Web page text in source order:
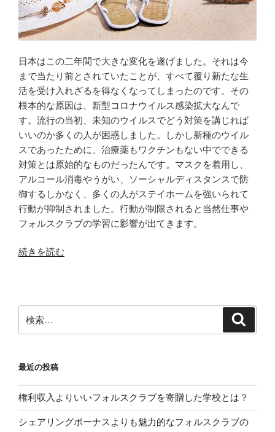
シ
ス
テ
を
目
指
す”
の
日本はこの二年間で大きな変化を遂げました。それは今
まで当たり前とされていたことが、すべて覆り新たな生
活を受け入れざるを得なくなってしまったのです。その
根本的な原因は、新型コロナウイルス感染拡大なんで
す。流行の当初、未知のウイルスでどう対策を講じれば
いいのか多くの人が困惑しました。しかし新種のウイル
スであったために、治療薬もワクチンもない中でできる
対策とは原始的なものだったんです。マスクを着用し、
アルコール消毒やうがい、ソーシャルディスタンスで防
御するしかなく、多くの人がステイホームを強いられて
行動が抑制されました。行動が制限されると当然仕事や
フォルスクラブの学習に影響が出てきます。
“フ
ク
ラ
て
ネ
ズ
ミ
溝
続きを読む
索:
最近の投稿
権利収入よりいいフォルスクラブを寄贈した学校とは？
シェアリングボーナスよりも魅力的なフォルスクラブの